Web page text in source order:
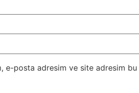
e-posta adresim ve site adresim